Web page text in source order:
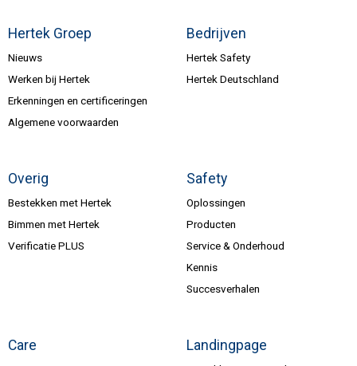
Hertek Groep
Nieuws
Werken bij Hertek
Erkenningen en certificeringen
Algemene voorwaarden
Bedrijven
Hertek Safety
Hertek Deutschland
Overig
Bestekken met Hertek
Bimmen met Hertek
Verificatie PLUS
Safety
Oplossingen
Producten
Service & Onderhoud
Kennis
Succesverhalen
Care Landingpage